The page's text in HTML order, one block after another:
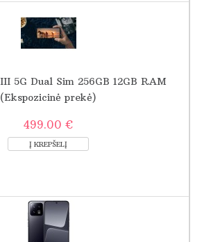
5G Dual Sim 256GB 12GB RAM
(Ekspozicinė prekė)
499.00 €